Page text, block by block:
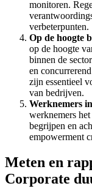
monitoren.
verbeterpunten.
Op de hoogte
op de hoogte
binnen de
en
zijn essentieel
van bedrijven.
Werknemers
werknemers
begrijpen en
empowerment
Meten en
Corporate